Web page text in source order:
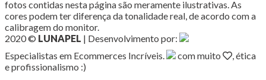
fotos contidas nesta página são meramente ilustrativas. As
cores podem ter diferença da tonalidade real, de acordo com a
calibragem do monitor.
2020 © LUNAPEL | Desenvolvimento por:
Especialistas em Ecommerces Incríveis.
com muito
, ética
e profissionalismo :)